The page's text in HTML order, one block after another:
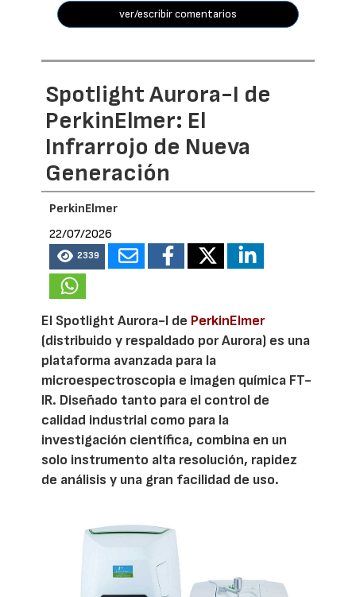
ver/escribir comentarios
Spotlight Aurora-I de
PerkinElmer: El
Infrarrojo de Nueva
Generación
PerkinElmer
22/07/2026
2339
El Spotlight Aurora-I de PerkinElmer
(distribuido y respaldado por Aurora) es una
plataforma avanzada para la
microespectroscopia e imagen química FT-
IR. Diseñado tanto para el control de
calidad industrial como para la
investigación científica, combina en un
solo instrumento alta resolución, rapidez
de análisis y una gran facilidad de uso.